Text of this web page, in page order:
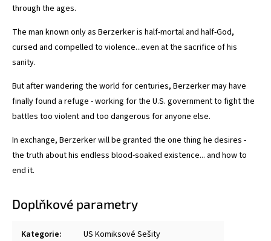
through the ages.
The man known only as Berzerker is half-mortal and half-God,
cursed and compelled to violence...even at the sacrifice of his
sanity.
But after wandering the world for centuries, Berzerker may have
finally found a refuge - working for the U.S. government to fight the
battles too violent and too dangerous for anyone else.
In exchange, Berzerker will be granted the one thing he desires -
the truth about his endless blood-soaked existence... and how to
end it.
Doplňkové parametry
Kategorie: US Komiksové Sešity